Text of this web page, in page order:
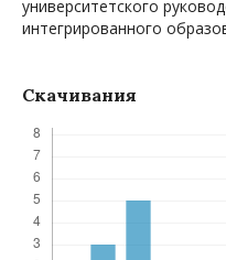
университетского
интегрированного
Скачивания